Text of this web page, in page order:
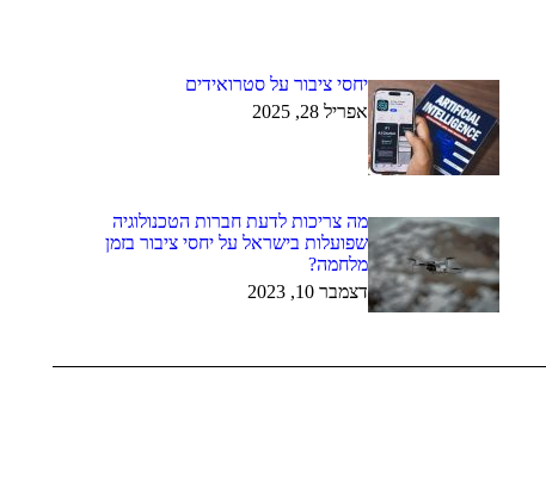
יחסי ציבור על סטרואידים
אפריל 28, 2025
מה צריכות לדעת חברות הטכנולוגיה
שפועלות בישראל על יחסי ציבור בזמן
מלחמה?
דצמבר 10, 2023